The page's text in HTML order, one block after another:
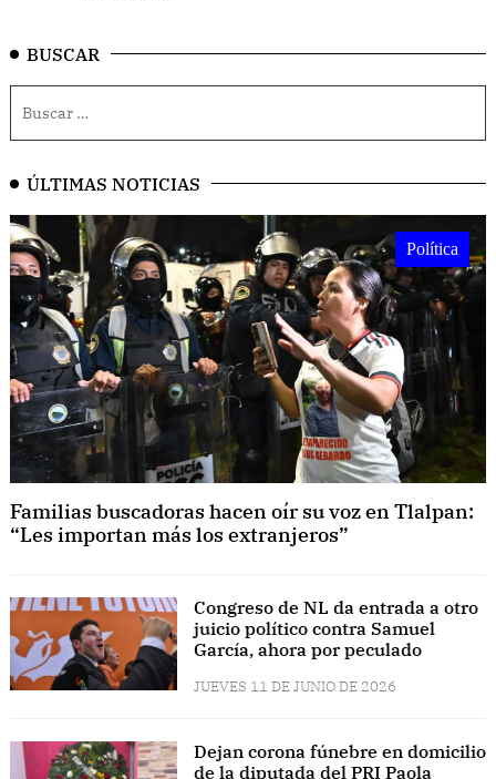
BUSCAR
ÚLTIMAS NOTICIAS
Política
Familias buscadoras hacen oír su voz en Tlalpan:
“Les importan más los extranjeros”
Congreso de NL da entrada a otro
juicio político contra Samuel
García, ahora por peculado
JUEVES 11 DE JUNIO DE 2026
Dejan corona fúnebre en domicilio
de la diputada del PRI Paola